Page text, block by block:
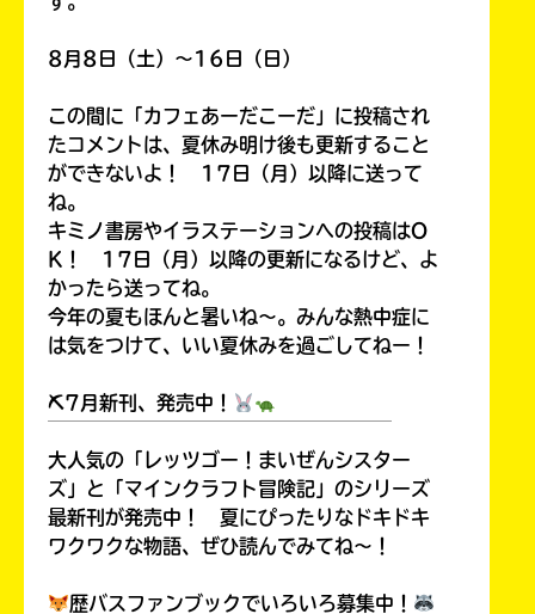
8月8日（土）～16日（日）
この間に「カフェあーだこーだ」に投稿され
たコメントは、夏休み明け後も更新すること
ができないよ！ 17日（月）以降に送って
ね。
キミノ書房やイラステーションへの投稿はO
K！ 17日（月）以降の更新になるけど、よ
かったら送ってね。
今年の夏もほんと暑いね～。みんな熱中症に
は気をつけて、いい夏休みを過ごしてねー！
⛏7月新刊、発売中！
大人気の「レッツゴー！まいぜんシスター
ズ」と「マインクラフト冒険記」のシリーズ
最新刊が発売中！ 夏にぴったりなドキドキ
ワクワクな物語、ぜひ読んでみてね～！
歴バスファンブックでいろいろ募集中！